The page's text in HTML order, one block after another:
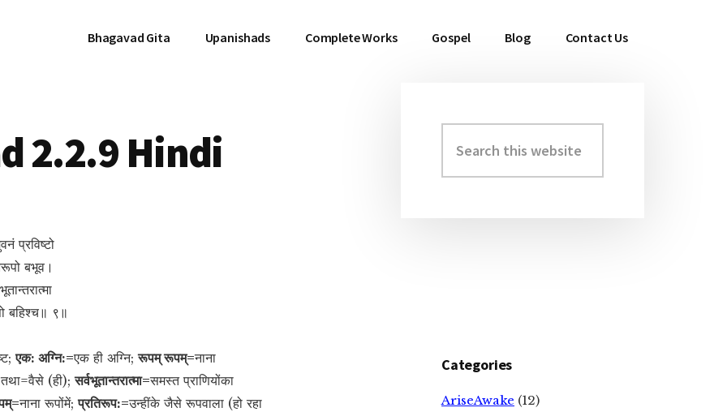
Bhagavad Gita Upanishads Complete Works Gospel Blog Contact Us
2.2.9 Hindi
प्रविष्टो
बभूव।
बहिश्च॥ ९॥
एक: अग्नि:=एक ही अग्नि;रूपम् रूपम्=नाना
तथा=वैसे (ही);सर्वभूतान्तरात्मा=समस्त प्राणियोंका
नाना रूपोंमें;प्रतिरूप:=उन्हींके जैसे रूपवाला (हो रहा
Primary
Sidebar
this
website
Categories
AriseAwake (12)